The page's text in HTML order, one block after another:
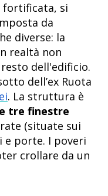
fortificata, si
da
diverse: la
realtà non
dell'edificio.
dell’ex Ruota
. La struttura è
tre finestre
(situate sui
e porte. I poveri
crollare da un